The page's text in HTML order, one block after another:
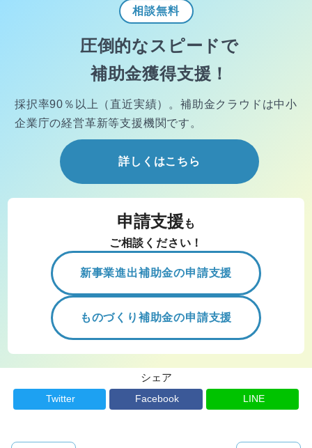
相談無料
圧倒的なスピードで
補助金獲得支援！
採択率90％以上（直近実績）。 補助金クラウドは中小
企業庁の経営革新等支援機関です。
詳しくはこちら
申請支援 も
ご相談ください！
新事業進出補助金の申請支援
ものづくり補助金の申請支援
シェア
Twitter Facebook LINE